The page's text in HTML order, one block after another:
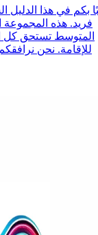
بكم في هذا
فريد. هذه
المتوسط تستحق كل
للإقامة. نحن